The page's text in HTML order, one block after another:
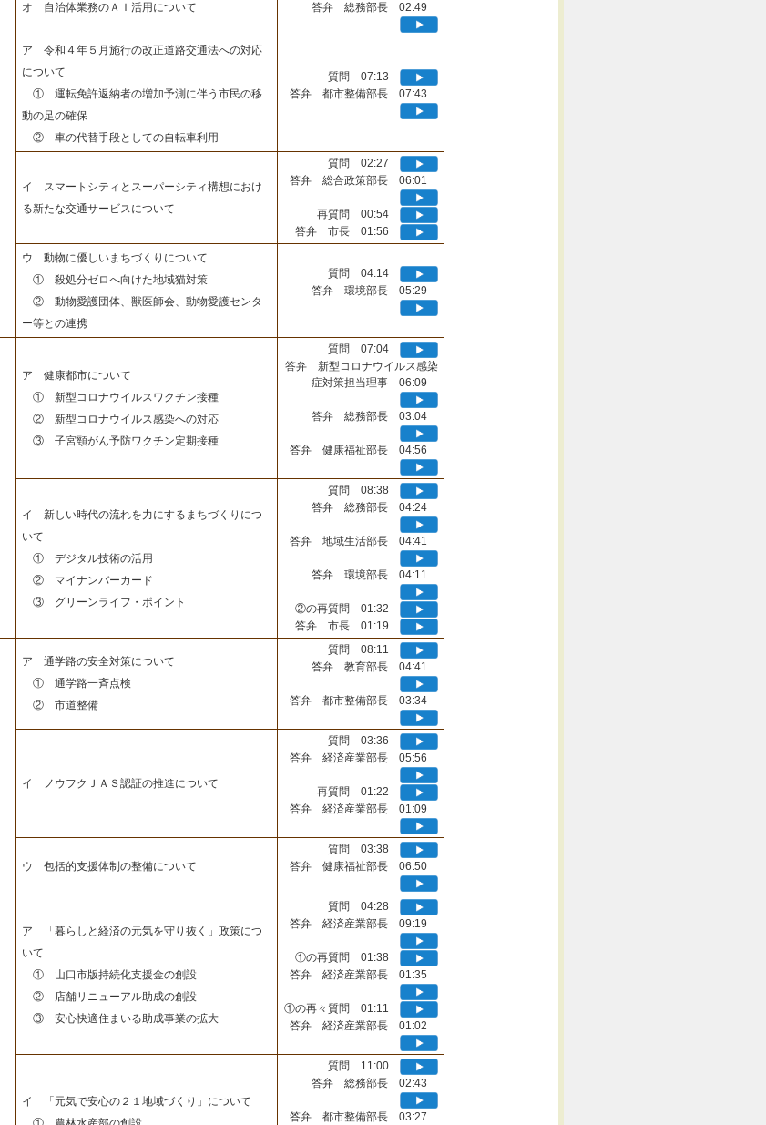
オ 自治体業務のＡＩ活用について
答弁 総務部長 02:49
ア 令和４年５月施行の改正道路交通法への対応
について
① 運転免許返納者の増加予測に伴う市民の移
動の足の確保
② 車の代替手段としての自転車利用
質問 07:13
答弁 都市整備部長 07:43
イ スマートシティとスーパーシティ構想におけ
る新たな交通サービスについて
質問 02:27
答弁 総合政策部長 06:01
再質問 00:54
答弁 市長 01:56
ウ 動物に優しいまちづくりについて
① 殺処分ゼロへ向けた地域猫対策
② 動物愛護団体、獣医師会、動物愛護センタ
ー等との連携
質問 04:14
答弁 環境部長 05:29
ア 健康都市について
① 新型コロナウイルスワクチン接種
② 新型コロナウイルス感染への対応
③ 子宮頸がん予防ワクチン定期接種
質問 07:04
答弁 新型コロナウイルス感染
症対策担当理事 06:09
答弁 総務部長 03:04
答弁 健康福祉部長 04:56
イ 新しい時代の流れを力にするまちづくりにつ
いて
① デジタル技術の活用
② マイナンバーカード
③ グリーンライフ・ポイント
質問 08:38
答弁 総務部長 04:24
答弁 地域生活部長 04:41
答弁 環境部長 04:11
②の再質問 01:32
答弁 市長 01:19
ア 通学路の安全対策について
① 通学路一斉点検
② 市道整備
質問 08:11
答弁 教育部長 04:41
答弁 都市整備部長 03:34
イ ノウフクＪＡＳ認証の推進について
質問 03:36
答弁 経済産業部長 05:56
再質問 01:22
答弁 経済産業部長 01:09
ウ 包括的支援体制の整備について
質問 03:38
答弁 健康福祉部長 06:50
ア 「暮らしと経済の元気を守り抜く」政策につ
いて
① 山口市版持続化支援金の創設
② 店舗リニューアル助成の創設
③ 安心快適住まいる助成事業の拡大
質問 04:28
答弁 経済産業部長 09:19
①の再質問 01:38
答弁 経済産業部長 01:35
①の再々質問 01:11
答弁 経済産業部長 01:02
イ 「元気で安心の２１地域づくり」について
質問 11:00
答弁 総務部長 02:43
答弁 都市整備部長 03:27